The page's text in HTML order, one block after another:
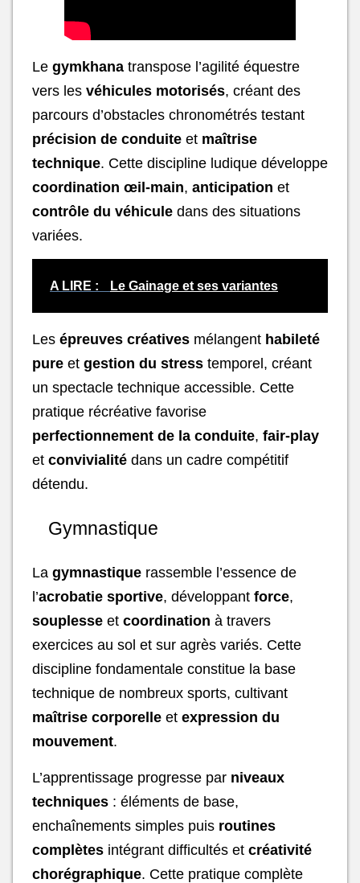
Le gymkhana transpose l’agilité équestre
vers les véhicules motorisés, créant des
parcours d’obstacles chronométrés testant
précision de conduite et maîtrise
technique. Cette discipline ludique développe
coordination œil-main, anticipation et
contrôle du véhicule dans des situations
variées.
A LIRE : Le Gainage et ses variantes
Les épreuves créatives mélangent habileté
pure et gestion du stress temporel, créant
un spectacle technique accessible. Cette
pratique récréative favorise
perfectionnement de la conduite, fair-play
et convivialité dans un cadre compétitif
détendu.
Gymnastique
La gymnastique rassemble l’essence de
l’acrobatie sportive, développant force,
souplesse et coordination à travers
exercices au sol et sur agrès variés. Cette
discipline fondamentale constitue la base
technique de nombreux sports, cultivant
maîtrise corporelle et expression du
mouvement.
L’apprentissage progresse par niveaux
techniques : éléments de base,
enchaînements simples puis routines
complètes intégrant difficultés et créativité
chorégraphique. Cette pratique complète